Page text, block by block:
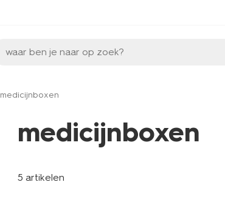
waar ben je naar op zoek?
medicijnboxen
medicijnboxen
5 artikelen